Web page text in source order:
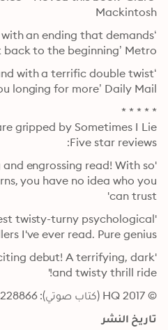
Mackintosh
to the beginning’ Metro
longing for more’ Daily Mail
Five star reviews:
can trust'
I've ever read. Pure genius'
and twisty thrill ride!'
© 2017 HQ (كتاب صوتي): 9780008228866
تاريخ النشر